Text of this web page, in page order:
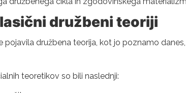
družbeni teoriji
družbena teorija, kot jo poznamo
teoretikov so bili naslednji: